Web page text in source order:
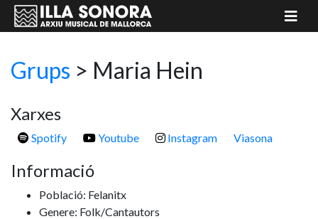
Grups > Maria Hein
Xarxes
Spotify Youtube Instagram Viasona
Informació
Població: Felanitx
Genere: Folk/Cantautors